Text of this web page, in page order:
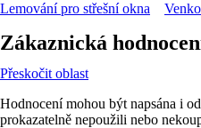
Lemování pro střešní okna
Zákaznická
Přeskočit oblast
Hodnocení mohou být napsána i
prokazatelně nepoužili nebo